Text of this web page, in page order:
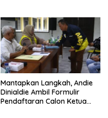
Mantapkan Langkah, Andie
Dinialdie Ambil Formulir
Pendaftaran Calon Ketua